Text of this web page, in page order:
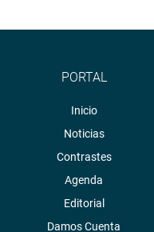
PORTAL
Inicio
Noticias
Contrastes
Agenda
Editorial
Damos Cuenta